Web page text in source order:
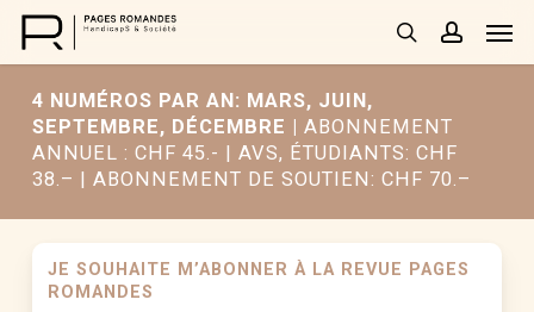
Skip
content
4 NUMÉROS PAR AN: MARS, JUIN,
SEPTEMBRE, DÉCEMBRE | ABONNEMENT
ANNUEL : CHF 45.- | AVS, ÉTUDIANTS: CHF
38.– | ABONNEMENT DE SOUTIEN: CHF 70.–
JE SOUHAITE M’ABONNER À LA REVUE PAGES
ROMANDES